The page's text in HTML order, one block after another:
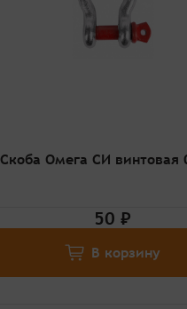
Скоба Омега СИ винтовая
50 ₽
В корзину